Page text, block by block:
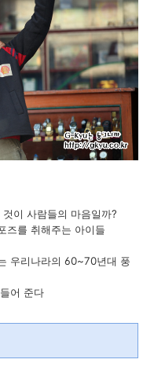
이 사람들의 마음일까?
즈를 취해주는 아이들
우리나라의 60~70년대 풍
어 준다